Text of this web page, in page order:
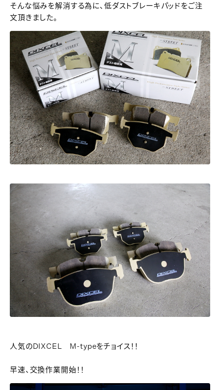
そんな悩みを解消する為に、低ダストブレーキパッドをご注
文頂きました。
人気のDIXCEL M-typeをチョイス！！
早速、交換作業開始！！